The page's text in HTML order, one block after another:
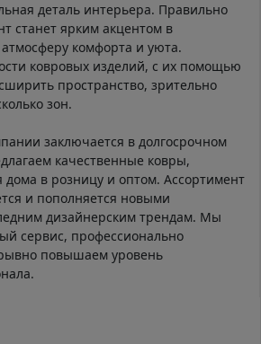
деталь интерьера. Правильно
станет ярким акцентом в
комфорта и уюта.
ковровых изделий, с их помощью
пространство, зрительно
зон.
заключается в долгосрочном
качественные ковры,
дома в розницу и оптом. Ассортимент
и пополняется новыми
дизайнерским трендам. Мы
сервис, профессионально
повышаем уровень